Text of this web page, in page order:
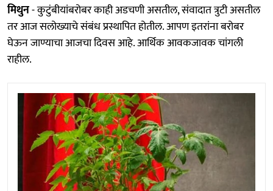
मिथुन- कुटुंबीयांबरोबर काही अडचणी असतील, संवादात त्रुटी असतील
तर आज सलोख्याचे संबंध प्रस्थापित होतील. आपण इतरांना बरोबर
घेऊन जाण्याचा आजचा दिवस आहे. आर्थिक आवकजावक चांगली
राहील.